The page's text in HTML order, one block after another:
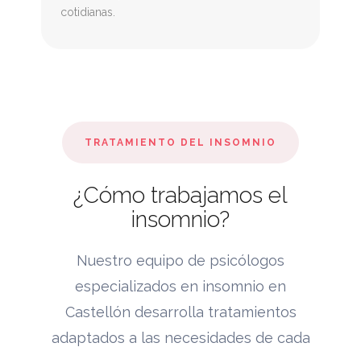
cotidianas.
TRATAMIENTO DEL INSOMNIO
¿Cómo trabajamos el
insomnio?
Nuestro equipo de psicólogos
especializados en insomnio en
Castellón desarrolla tratamientos
adaptados a las necesidades de cada